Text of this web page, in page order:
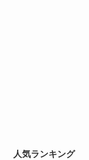
人気ランキング